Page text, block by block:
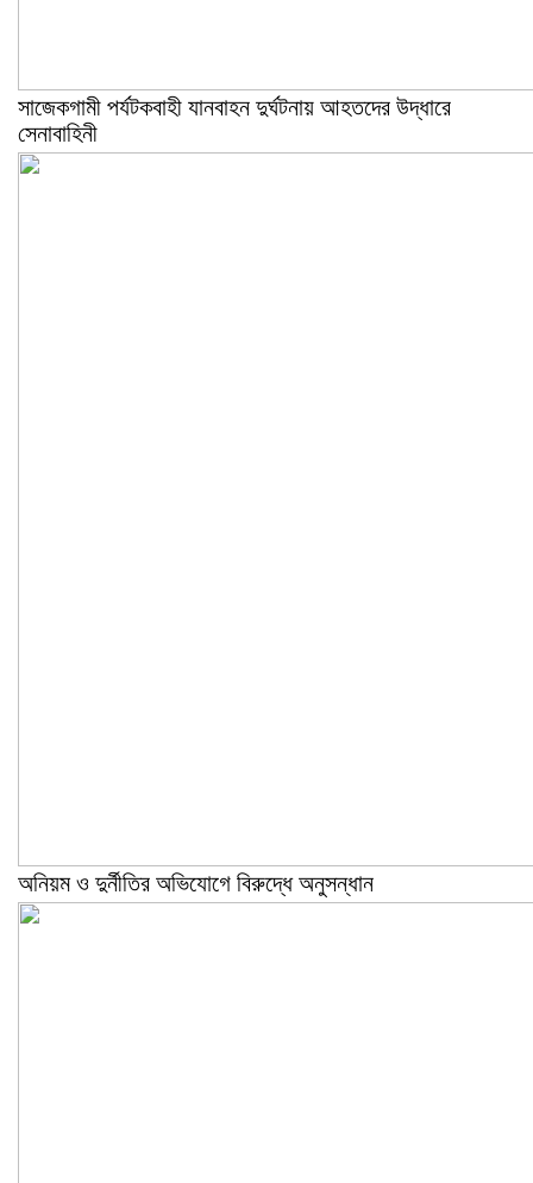
সাজেকগামী পর্যটকবাহী যানবাহন দুর্ঘটনায় আহতদের উদ্ধারে
সেনাবাহিনী
অনিয়ম ও দুর্নীতির অভিযোগে বিরুদ্ধে অনুসন্ধান